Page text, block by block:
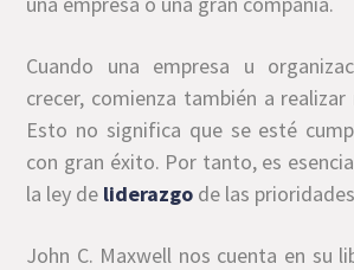
Cuando una empresa u
crecer, comienza también a
Esto no significa que se esté
con gran éxito. Por tanto, es
la ley de liderazgo de las
John C. Maxwell nos cuenta en su